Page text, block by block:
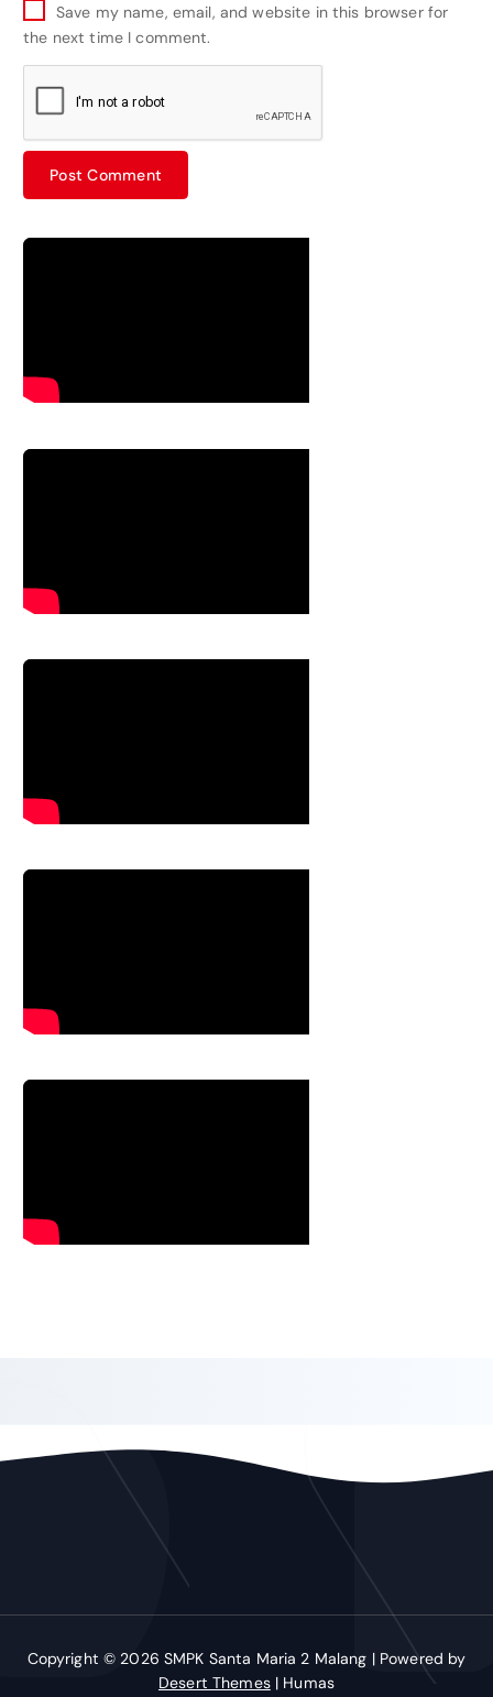
Save my name, email, and website in this browser for
the next time I comment.
Copyright © 2026 SMPK Santa Maria 2 Malang | Powered by
Desert Themes| Humas